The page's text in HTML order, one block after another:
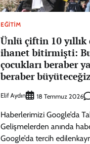
EĞITIM
Ünlü çiftin 10
ihanet bitirmişti:
çocukları beraber
beraber
Elif Aydın 18 Temmuz 2026
Haberlerimizi Google’da
Gelişmelerden anında
Google’da tercih